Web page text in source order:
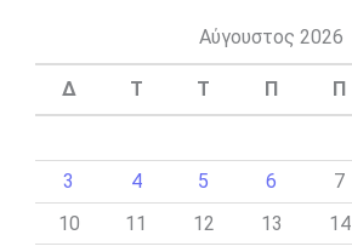
Αύγουστος 2026
Δ Τ Τ Π Π
3
4 5 6 7
10
11 12 13 14